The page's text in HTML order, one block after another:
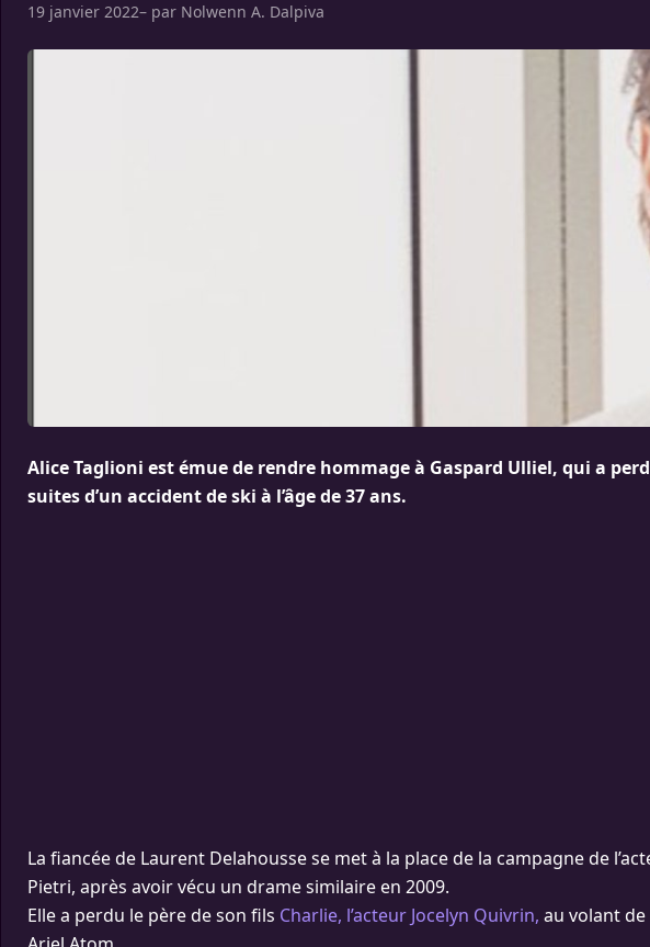
19 janvier 2022– par Nolwenn A. Dalpiva
Alice Taglioni est émue de rendre hommage à Gaspard Ulliel, qui a
suites d’un accident de ski à l’âge de 37 ans.
La fiancée de Laurent Delahousse se met à la place de la campagne de
Pietri, après avoir vécu un drame similaire en 2009.
Elle a perdu le père de son fils Charlie, l’acteur Jocelyn Quivrin, au volant